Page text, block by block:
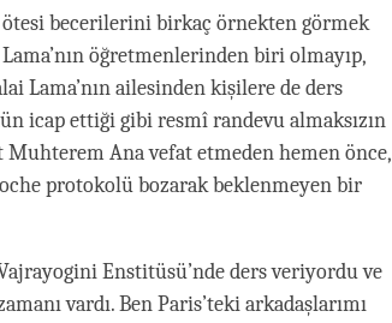
becerilerini birkaç örnekten görmek
öğretmenlerinden biri olmayıp,
Lama’nın ailesinden kişilere de ders
icap ettiği gibi resmî randevu almaksızın
Muhterem Ana vefat etmeden hemen önce,
protokolü bozarak beklenmeyen bir
Enstitüsü’nde ders veriyordu ve
vardı. Ben Paris’teki arkadaşlarımı